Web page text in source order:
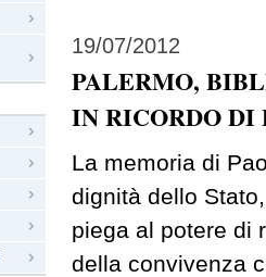
19/07/2012
PALERMO,
IN RICORDO DI
La memoria di
dignità dello
piega al potere di
della convivenza